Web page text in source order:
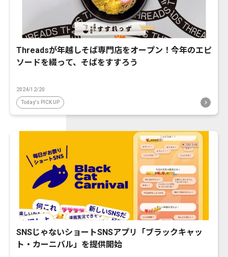
Threadsが年越しそば専門店をオープン！今年のエピ
ソードを綴って、そばをすすろう
2024/12/20
Today's PICK UP
SNSじゃないショートSNSアプリ「ブラックキャッ
ト・カーニバル」を提供開始